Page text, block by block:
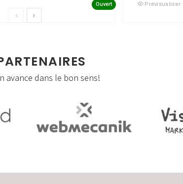
Ouvert Prévisualiser
avance dans le bon sens!